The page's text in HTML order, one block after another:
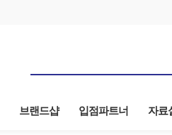
브랜드샵 입점파트너 자료